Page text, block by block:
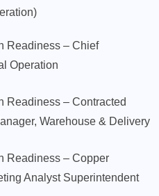
Readiness – Chief
Operation
Readiness – Contracted
Warehouse & Delivery
Readiness – Copper
Analyst Superintendent